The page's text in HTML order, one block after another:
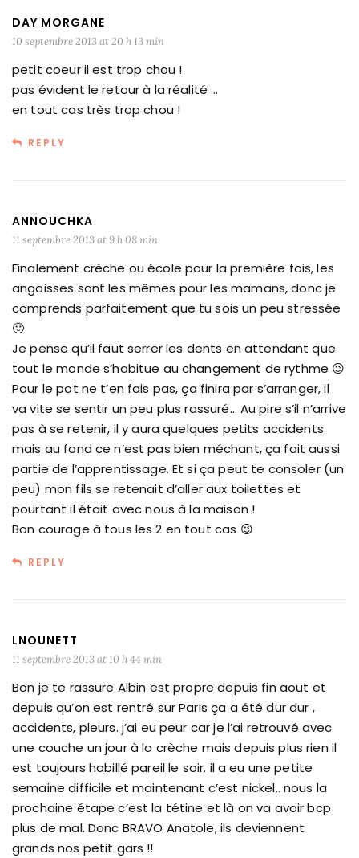
DAY MORGANE
10 septembre 2013 at 20 h 13 min
petit coeur il est trop chou !
pas évident le retour à la réalité …
en tout cas très trop chou !
REPLY
ANNOUCHKA
11 septembre 2013 at 9 h 08 min
Finalement crèche ou école pour la première fois, les
angoisses sont les mêmes pour les mamans, donc je
comprends parfaitement que tu sois un peu stressée
🙂
Je pense qu’il faut serrer les dents en attendant que
tout le monde s’habitue au changement de rythme 😉
Pour le pot ne t’en fais pas, ça finira par s’arranger, il
va vite se sentir un peu plus rassuré… Au pire s’il n’arrive
pas à se retenir, il y aura quelques petits accidents
mais au fond ce n’est pas bien méchant, ça fait aussi
partie de l’apprentissage. Et si ça peut te consoler (un
peu) mon fils se retenait d’aller aux toilettes et
pourtant il était avec nous à la maison !
Bon courage à tous les 2 en tout cas 😉
REPLY
LNOUNETT
11 septembre 2013 at 10 h 44 min
Bon je te rassure Albin est propre depuis fin aout et
depuis qu’on est rentré sur Paris ça a été dur dur ,
accidents, pleurs. j’ai eu peur car je l’ai retrouvé avec
une couche un jour à la crèche mais depuis plus rien il
est toujours habillé pareil le soir. il a eu une petite
semaine difficile et maintenant c’est nickel.. nous la
prochaine étape c’est la tétine et là on va avoir bcp
plus de mal. Donc BRAVO Anatole, ils deviennent
grands nos petit gars !!